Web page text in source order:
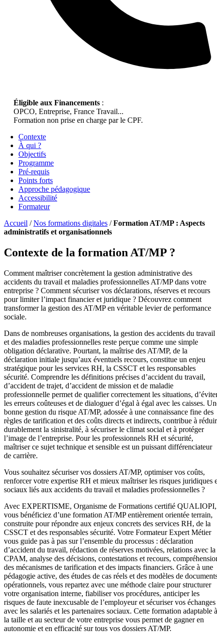
Éligible aux Financements :
OPCO, Entreprise, France Travail...
Formation non prise en charge par le CPF.
Contexte
À qui ?
Objectifs
Programme
Pré-requis
Points forts
Approche pédagogique
Accessibilité
Formateur
Accueil /Nos formations digitales /Formation AT/MP : Aspects
administratifs et organisationnels
Contexte de la formation AT/MP ?
Comment maîtriser concrètement la gestion administrative des
accidents du travail et maladies professionnelles AT/MP dans votre
entreprise ? Comment sécuriser vos déclarations, réserves et recours
pour limiter l’impact financier et juridique ? Découvrez comment
transformer la gestion des AT/MP en véritable levier de performance
sociale.
Dans de nombreuses organisations, la gestion des accidents du travail
et des maladies professionnelles reste perçue comme une simple
obligation déclarative. Pourtant, la maîtrise des AT/MP, de la
déclaration initiale jusqu’aux éventuels recours, constitue un enjeu
stratégique pour les services RH, la CSSCT et les responsables
sécurité. Comprendre les définitions précises d’accident du travail,
d’accident de trajet, d’accident de mission et de maladie
professionnelle permet de qualifier correctement les situations,
les erreurs coûteuses et de dialoguer d’égal à égal avec les caisses.
bonne gestion du risque AT/MP, adossée à une connaissance fine des
règles de tarification et des coûts directs et indirects, contribue à
durablement la sinistralité, à sécuriser le climat social et à protéger
l’image de l’entreprise. Pour les professionnels RH et sécurité,
maîtriser ce sujet technique et sensible est un puissant différenciateur
de carrière.
Vous souhaitez sécuriser vos dossiers AT/MP, optimiser vos coûts,
renforcer votre expertise RH et mieux maîtriser les risques juridiques
sociaux liés aux accidents du travail et maladies professionnelles ?
Avec EXPERTISME, Organisme de Formations certifié QUALIOPI,
vous bénéficiez d’une formation AT/MP entièrement orientée terrain,
construite pour répondre aux enjeux concrets des services RH, de la
CSSCT et des responsables sécurité. Votre Formateur Expert Métier
vous guide pas à pas sur l’ensemble du processus : déclaration
d’accident du travail, rédaction de réserves motivées, relations avec la
CPAM, analyse des décisions, contestations et recours,
des mécanismes de tarification et des impacts financiers. Grâce à une
pédagogie active, des études de cas réels et des modèles de
opérationnels, vous repartez avec une méthode claire pour structurer
votre organisation interne, fiabiliser vos procédures, anticiper les
risques de faute inexcusable de l’employeur et sécuriser vos échanges
avec les salariés et les partenaires sociaux. Cette formation adaptable à
la taille et au secteur de votre entreprise vous permet de gagner en
autonomie et en efficacité sur tous vos dossiers AT/MP.